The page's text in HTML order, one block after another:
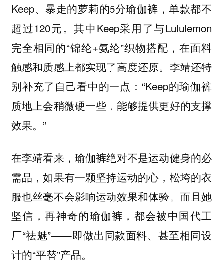
Keep、暴走的萝莉的5分瑜伽裤，单款都不
超过120元。其中Keep采用了与Lululemon
完全相同的“锦纶+氨纶”织物搭配，在面料
触感和质感上都实现了高度还原。李靖还特
别补充了自己看中的一点：“Keep的瑜伽裤
质地上会稍微硬一些，能够提供更好的支撑
效果。”
在李靖看来，瑜伽裤绝对不是运动健身的必
需品，如果有一颗坚持运动的心，松垮的衣
服也丝毫不会影响运动效果和体验。而且她
坚信，再神奇的瑜伽裤，都会被中国代工
厂“祛魅”——即做出同款面料、甚至相同设
计的“平替”产品。